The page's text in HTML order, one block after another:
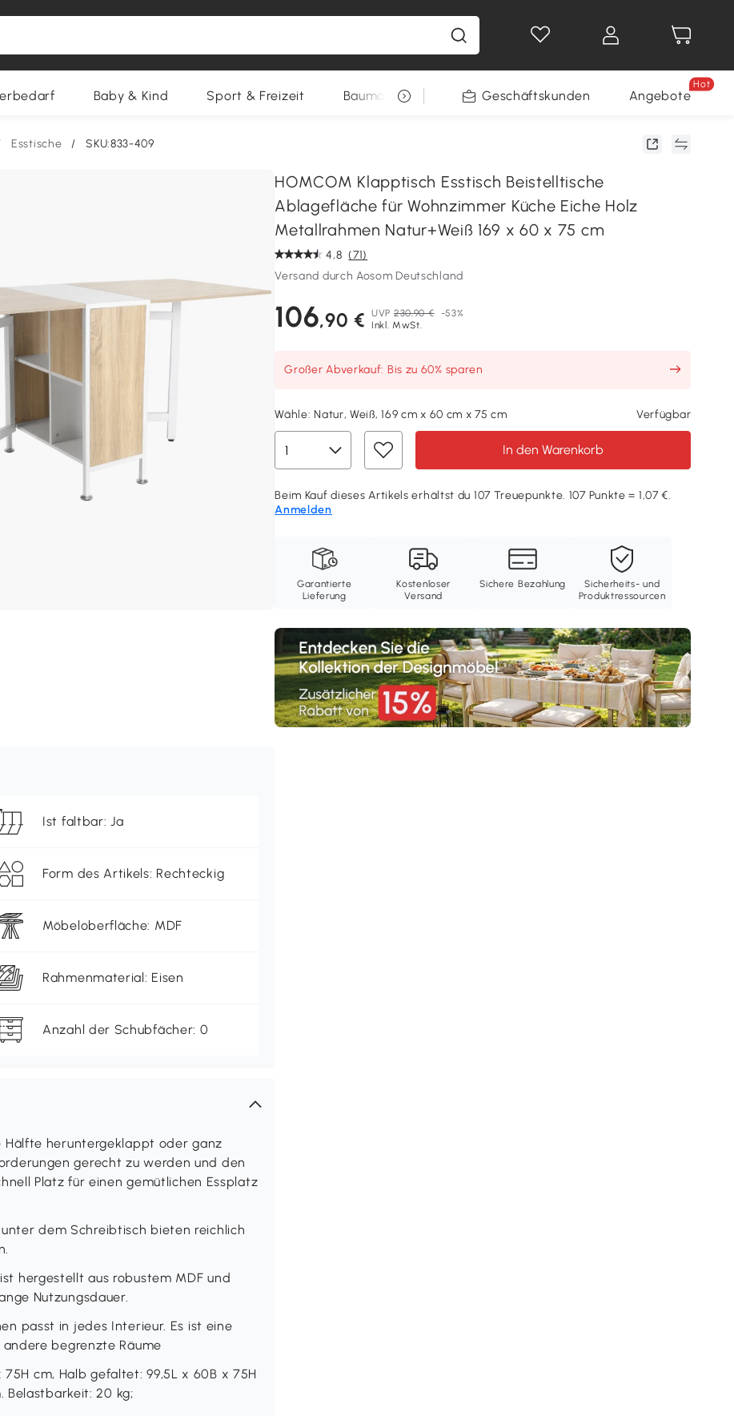
Gewinnspiele
Baby & Kind Sport & Freizeit Baumarkt RestpostenGeschäftskunden Angebote
Hot
Esstische / SKU:833-409
HOMCOM Klapptisch Esstisch Beistelltische
Ablagefläche für Wohnzimmer Küche Eiche Holz
Metallrahmen Natur+Weiß 169 x 60 x 75 cm
4,8 (71)
Versand durch Aosom Deutschland
106,90 € UVP 230,90 €
-53%
Inkl. MwSt.
Großer Abverkauf: Bis zu 60% sparen
Wähle:Natur, Weiß, 169 cm x 60 cm x 75 cm Verfügbar
In den Warenkorb
Beim Kauf dieses Artikels erhältst du 107 Treuepunkte. 107 Punkte = 1,07 €.
Anmelden
Garantierte
Lieferung
Kostenloser
Versand
Sichere Bezahlung
Sicherheits- und
Produktressourcen
Ist faltbar: Ja
Form des Artikels: Rechteckig
Möbeloberfläche: MDF
Rahmenmaterial: Eisen
Anzahl der Schubfächer: 0
Hälfte heruntergeklappt oder ganz
gerecht zu werden und den
Platz für einen gemütlichen Essplatz
unter dem Schreibtisch bieten reichlich
hergestellt aus robustem MDF und
Nutzungsdauer.
passt in jedes Interieur. Es ist eine
andere begrenzte Räume
75H cm, Halb gefaltet: 99,5L x 60B x 75H
Belastbarkeit: 20 kg;